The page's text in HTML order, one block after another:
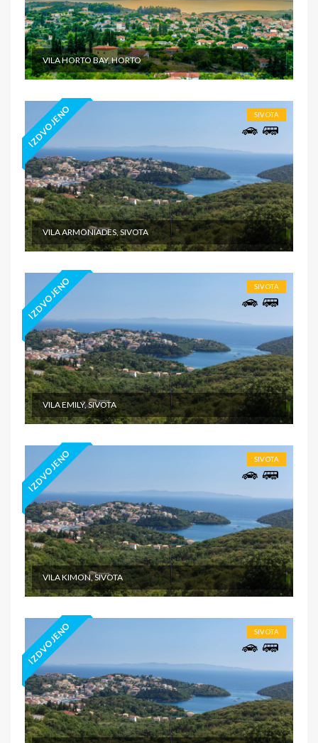
VILA HORTO BAY, HORTO
IZDVOJENO SIVOTA
VILA ARMONIADES, SIVOTA
IZDVOJENO SIVOTA
VILA EMILY, SIVOTA
IZDVOJENO SIVOTA
VILA KIMON, SIVOTA
IZDVOJENO SIVOTA